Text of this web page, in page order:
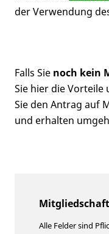
der Verwendung
Falls Sie noch kein
Sie hier die Vorteile
Sie den Antrag auf
und erhalten
Mitgliedschaft
Alle Felder sind